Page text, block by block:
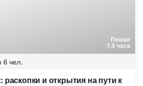
Пешая
1.5 часа
6 чел.
и открытия на пути к